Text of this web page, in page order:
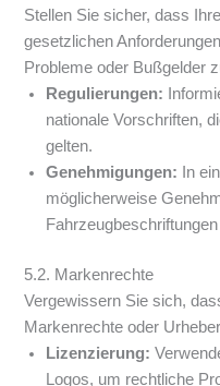
Stellen Sie sicher, dass
gesetzlichen
Probleme oder Bußgelder
Regulierungen:
nationale Vorschriften,
gelten.
Genehmigungen: In
möglicherweise
5.2. Markenrechte
Vergewissern Sie sich,
Markenrechte oder
Lizenzierung:
Logos, um rechtliche